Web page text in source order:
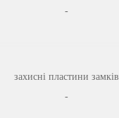
-
захисні пластини замків
-